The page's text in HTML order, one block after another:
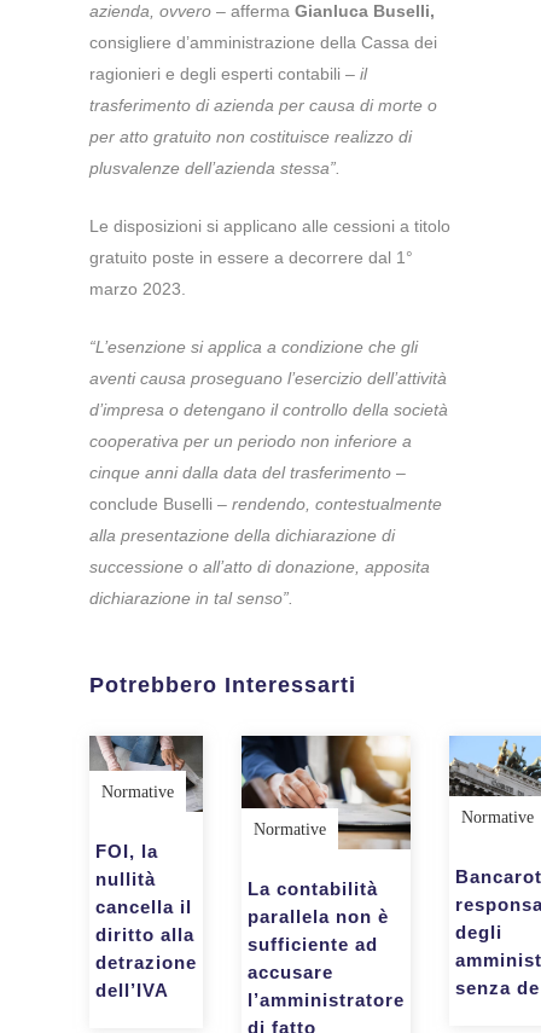
azienda, ovvero – afferma Gianluca Buselli,
consigliere d’amministrazione della Cassa dei
ragionieri e degli esperti contabili – il
trasferimento di azienda per causa di morte o
per atto gratuito non costituisce realizzo di
plusvalenze dell’azienda stessa”.
Le disposizioni si applicano alle cessioni a titolo
gratuito poste in essere a decorrere dal 1°
marzo 2023.
“L’esenzione si applica a condizione che gli
aventi causa proseguano l’esercizio dell’attività
d’impresa o detengano il controllo della società
cooperativa per un periodo non inferiore a
cinque anni dalla data del trasferimento –
conclude Buselli – rendendo, contestualmente
alla presentazione della dichiarazione di
successione o all’atto di donazione, apposita
dichiarazione in tal senso”.
Potrebbero Interessarti
Normative
FOI, la
nullità
cancella il
diritto alla
detrazione
dell’IVA
Normative
La contabilità
parallela non è
sufficiente ad
accusare
l’amministratore
di fatto
Normative
degli
senza